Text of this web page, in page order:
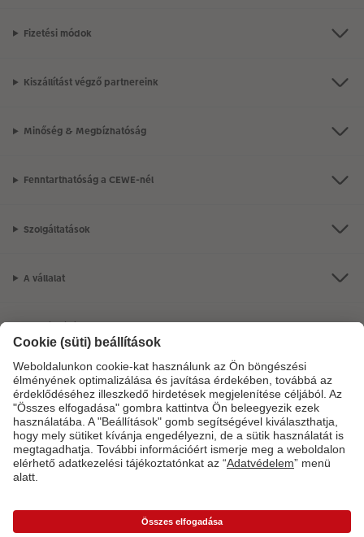
Fizetési módok
Kiszállítást végző partnereink
Minőség & Megbízhatóság
Fenntarthatóság a CEWE-nél
Szolgáltatások
A vállalat
CEWE Fotóvilág
Szolgáltatásainkkal vagy megrendelésével kapcsolatos kérdések esetén
06-1-451-1088Hétfő-vasárnap: 8:00–17:00 óráig.